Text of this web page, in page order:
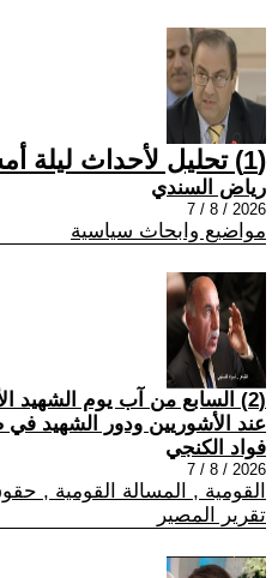
(1) تحليل لأحداث ليلة أمس في العراق
رياض السندي
2026 / 8 / 7
مواضيع وابحاث سياسية
(2) السابع من آب يوم الشهيد
عند الأشوريين ودور الشهيد في
فواد الكنجي
2026 / 8 / 7
القومية , المسالة القومية ,
تقرير المصير